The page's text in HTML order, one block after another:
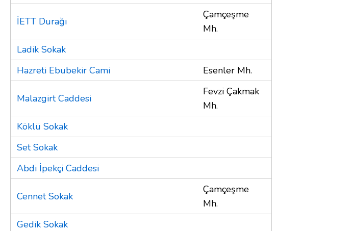
İETT Durağı
Çamçeşme
Mh.
Ladik Sokak
Hazreti Ebubekir Cami
Esenler Mh.
Malazgirt Caddesi
Fevzi Çakmak
Mh.
Köklü Sokak
Set Sokak
Abdi İpekçi Caddesi
Cennet Sokak
Çamçeşme
Mh.
Gedik Sokak